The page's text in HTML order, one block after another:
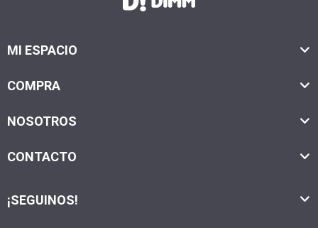
MI ESPACIO
COMPRA
NOSOTROS
CONTACTO
¡SEGUINOS!